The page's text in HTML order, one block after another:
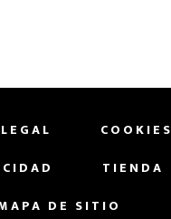
COOKIES
TIENDA
DE SITIO